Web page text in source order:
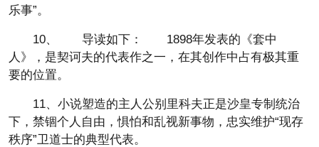
乐事”。
10、 导读如下： 1898年发表的《套中
人》，是契诃夫的代表作之一，在其创作中占有极其重
要的位置。
11、小说塑造的主人公别里科夫正是沙皇专制统治
下，禁锢个人自由，惧怕和乱视新事物，忠实维护“现存
秩序”卫道士的典型代表。